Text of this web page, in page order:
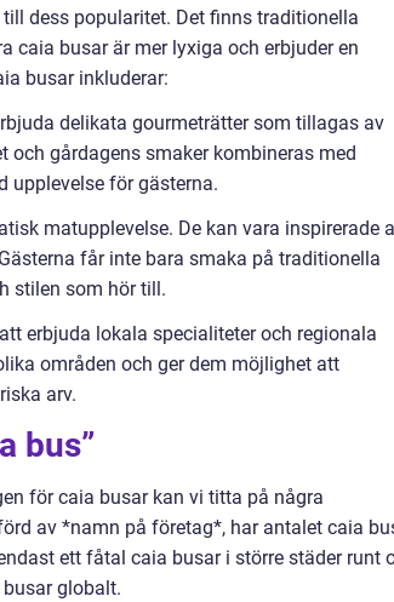
dess popularitet. Det finns traditionella
caia busar är mer lyxiga och erbjuder en
busar inkluderar:
delikata gourmeträtter som tillagas av
och gårdagens smaker kombineras med
upplevelse för gästerna.
matupplevelse. De kan vara inspirerade
får inte bara smaka på traditionella
stilen som hör till.
erbjuda lokala specialiteter och regionala
områden och ger dem möjlighet att
arv.
bus”
för caia busar kan vi titta på några
av *namn på företag*, har antalet caia
ett fåtal caia busar i större städer runt
globalt.